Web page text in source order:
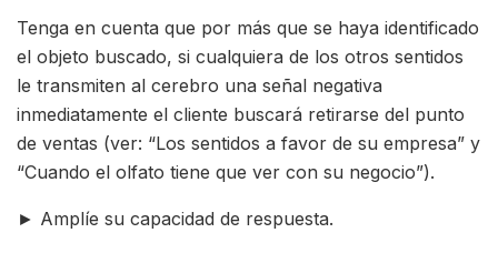
Tenga en cuenta que por más que se haya identificado
el objeto buscado, si cualquiera de los otros sentidos
le transmiten al cerebro una señal negativa
inmediatamente el cliente buscará retirarse del punto
de ventas (ver: “Los sentidos a favor de su empresa” y
“Cuando el olfato tiene que ver con su negocio”).
► Amplíe su capacidad de respuesta.